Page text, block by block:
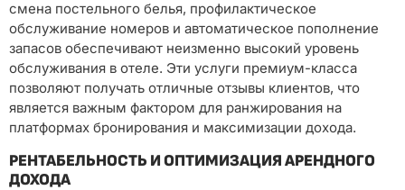
смена постельного белья, профилактическое
обслуживание номеров и автоматическое пополнение
запасов обеспечивают неизменно высокий уровень
обслуживания в отеле. Эти услуги премиум-класса
позволяют получать отличные отзывы клиентов, что
является важным фактором для ранжирования на
платформах бронирования и максимизации дохода.
РЕНТАБЕЛЬНОСТЬ И ОПТИМИЗАЦИЯ АРЕНДНОГО
ДОХОДА